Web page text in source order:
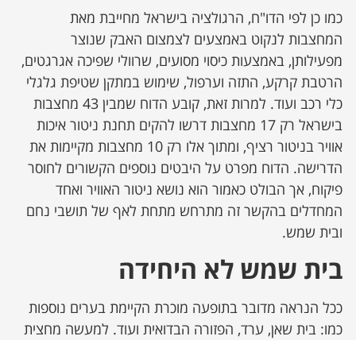
כמו כן לפי הדו"ח, הרגולציה בישראל מחייבת מאת
המחצבות לנקוט באמצעים לצמצום האבק שנוצר
מפעילותן, באמצעות כיסוי מסועים, שרוולי שפיכה אגרגטים,
הרטבת קרקע, התזה וערפול, שימוש במתקן שטיפת גלגלי
כלי רכב ועוד. למרות זאת, קובע הדוח שמבין 43 מחצבות
בישראל רק 17 מחצבות דרשו להקים תחנת ניטור איכות
אוויר בניטור רציף, ומתוך אלו רק 10 מחצבות מקיימות את
הדרישה. הדוח מפרט על היבטים נוספים הקשורים לחוסר
פיקוח, אך הבולט כאמור הוא נושא ניטור האוויר ואחד
המחדלים בהקשר זה מתרחש מתחת לאף של תושבי נחם
ובית שמש.
בית שמש לא היחידה
ככל הנראה מדובר בתופעה מוכרת הקיימת בערים נוספות
כמו: בית שאן, ערד, הפזורה הבדואית ועוד. למעשה מחצית